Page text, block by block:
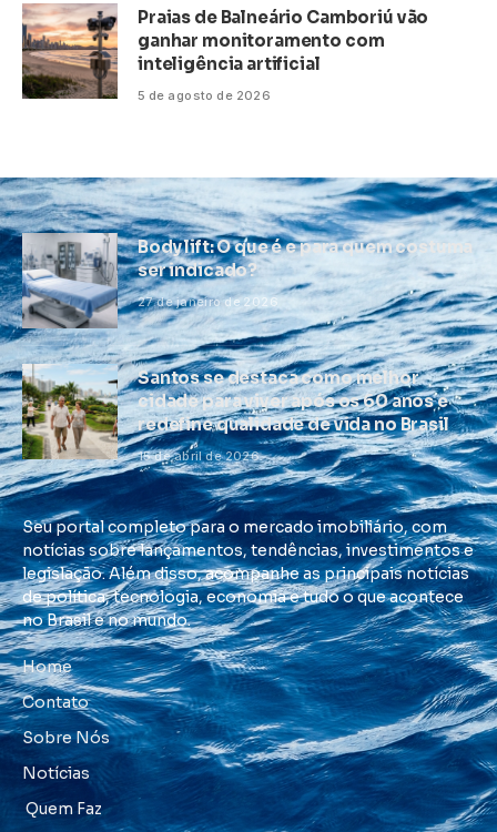
Praias de Balneário Camboriú vão
ganhar monitoramento com
inteligência artificial
5 de agosto de 2026
Body lift: O que é e para quem costuma
ser indicado?
27 de janeiro de 2026
Santos se destaca como melhor
cidade para viver após os 60 anos e
redefine qualidade de vida no Brasil
15 de abril de 2026
Seu portal completo para o mercado imobiliário, com
notícias sobre lançamentos, tendências, investimentos e
legislação. Além disso, acompanhe as principais notícias
de política, tecnologia, economia e tudo o que acontece
no Brasil e no mundo.
Home
Contato
Sobre Nós
Notícias
Quem Faz